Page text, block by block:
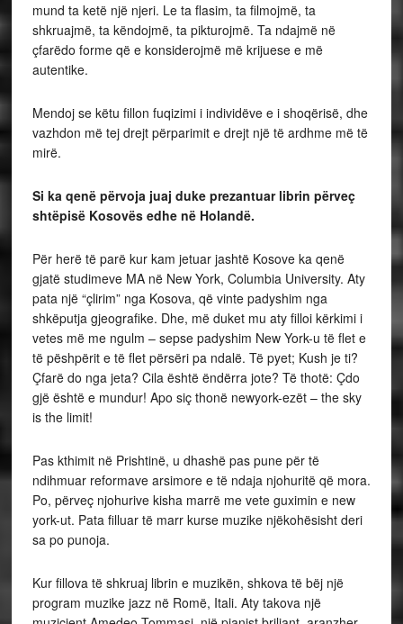
mund ta ketë një njeri. Le ta flasim, ta filmojmë, ta
shkruajmë, ta këndojmë, ta pikturojmë. Ta ndajmë në
çfarëdo forme që e konsiderojmë më krijuese e më
autentike.
Mendoj se këtu fillon fuqizimi i individëve e i shoqërisë, dhe
vazhdon më tej drejt përparimit e drejt një të ardhme më të
mirë.
Si ka qenë përvoja juaj duke prezantuar librin përveç
shtëpisë Kosovës edhe në Holandë.
Për herë të parë kur kam jetuar jashtë Kosove ka qenë
gjatë studimeve MA në New York, Columbia University. Aty
pata një “çlirim” nga Kosova, që vinte padyshim nga
shkëputja gjeografike. Dhe, më duket mu aty filloi kërkimi i
vetes më me ngulm – sepse padyshim New York-u të flet e
të pëshpërit e të flet përsëri pa ndalë. Të pyet; Kush je ti?
Çfarë do nga jeta? Cila është ëndërra jote? Të thotë: Çdo
gjë është e mundur! Apo siç thonë newyork-ezët – the sky
is the limit!
Pas kthimit në Prishtinë, u dhashë pas pune për të
ndihmuar reformave arsimore e të ndaja njohuritë që mora.
Po, përveç njohurive kisha marrë me vete guximin e new
york-ut. Pata filluar të marr kurse muzike njëkohësisht deri
sa po punoja.
Kur fillova të shkruaj librin e muzikën, shkova të bëj një
program muzike jazz në Romë, Itali. Aty takova një